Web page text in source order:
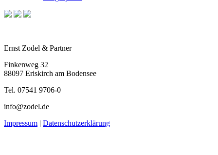
Ernst Zodel & Partner
Finkenweg 32
88097 Eriskirch am Bodensee
Tel. 07541 9706-0
info@zodel.de
Impressum | Datenschutzerklärung